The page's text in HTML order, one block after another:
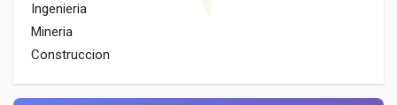
Ingenieria
Mineria
Construccion